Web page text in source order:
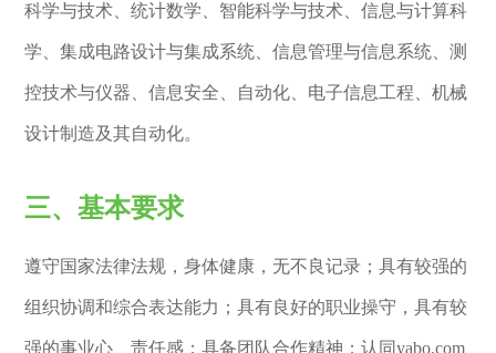
科学与技术、统计数学、智能科学与技术、信息与计算科
学、集成电路设计与集成系统、信息管理与信息系统、测
控技术与仪器、信息安全、自动化、电子信息工程、机械
设计制造及其自动化。
三、基本要求
遵守国家法律法规，身体健康，无不良记录；具有较强的
组织协调和综合表达能力；具有良好的职业操守，具有较
强的事业心、责任感；具备团队合作精神；认同yabo.com